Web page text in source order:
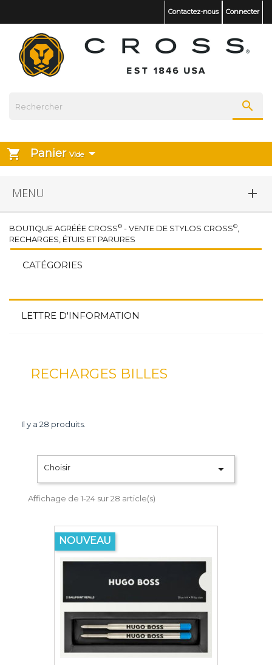
Contactez-nous Connecter

shopping_cart Panier Vide
MENU 
BOUTIQUE AGRÉÉE CROSS© - VENTE DE STYLOS CROSS©
RECHARGES, ÉTUIS ET PARURES
CATÉGORIES
LETTRE D'INFORMATION
RECHARGES BILLES
Il y a 28 produits.
Choisir 
Affichage de 1-24 sur 28 article(s)
NOUVEAU